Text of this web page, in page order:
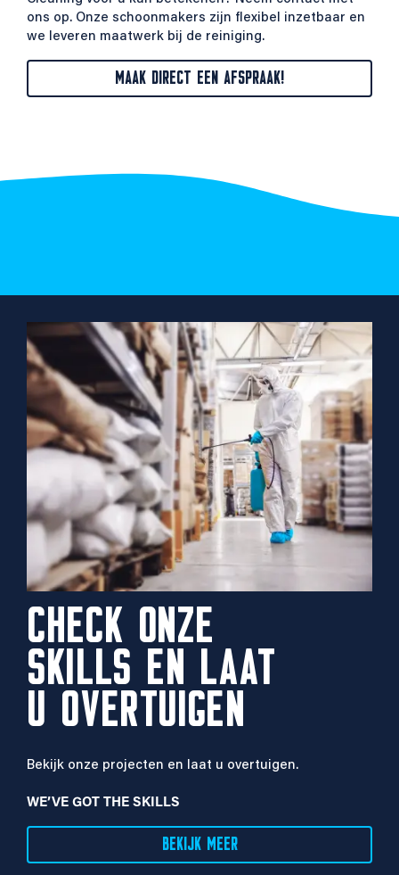
ons op. Onze schoonmakers zijn flexibel inzetbaar en
we leveren maatwerk bij de reiniging.
MAAK DIRECT EEN AFSPRAAK!
CHECK ONZE
SKILLS EN LAAT
U OVERTUIGEN
Bekijk onze projecten en laat u overtuigen.
WE’VE GOT THE SKILLS
BEKIJK MEER